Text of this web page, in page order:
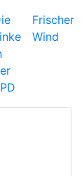
Frischer
Wind